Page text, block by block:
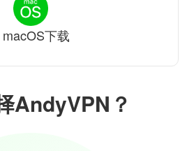
AndyVPN？
macOS下载